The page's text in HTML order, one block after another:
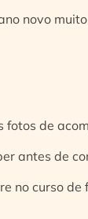
novo
fotos de
antes de
no curso